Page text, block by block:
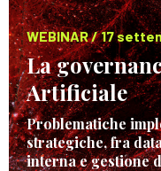
WEBINAR / 17
La
Artificiale
Problematiche
strategiche, fra
interna e gestione